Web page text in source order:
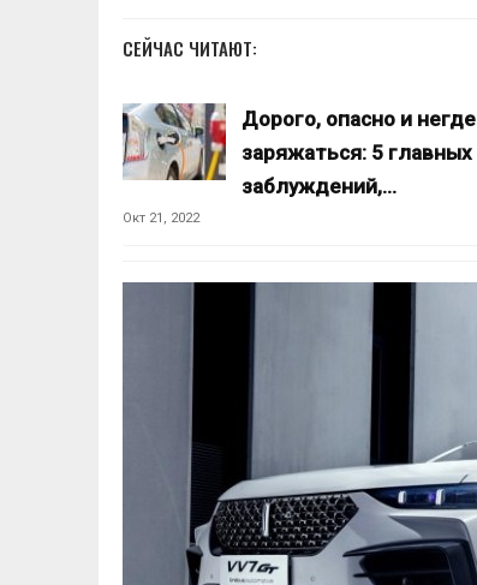
СЕЙЧАС ЧИТАЮТ:
Дорого, опасно и негде
заряжаться: 5 главных
заблуждений,…
Окт 21, 2022